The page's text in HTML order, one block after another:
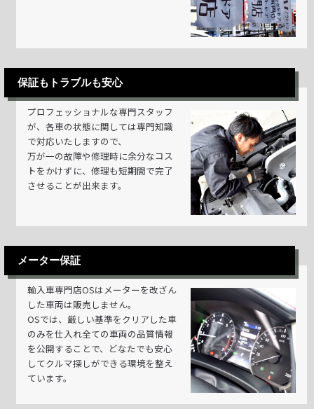
保証もトラブルも安心
プロフェッショナルな専門スタッフ
が、各車の状態に関しては専門知識
で対応いたしますので、
万が一の故障や修理時に余分なコス
トをかけずに、修理も短期間で完了
させることが出来ます。
メーター保証
輸入車専門店OSはメーターを改ざん
した車両は販売しません。
OSでは、厳しい基準をクリアした車
のみを仕入れ全ての車両の品質情報
を公開することで、どなたでも安心
してクルマ探しができる環境を整え
ています。